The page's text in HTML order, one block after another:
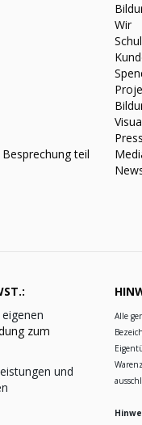
teil
Wir
zum
und
Alle